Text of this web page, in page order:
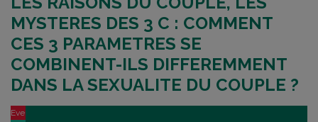
MYSTERES DES 3 C : COMMENT
CES 3 PARAMETRES SE
COMBINENT-ILS DIFFEREMMENT
DANS LA SEXUALITE DU COUPLE ?
Event